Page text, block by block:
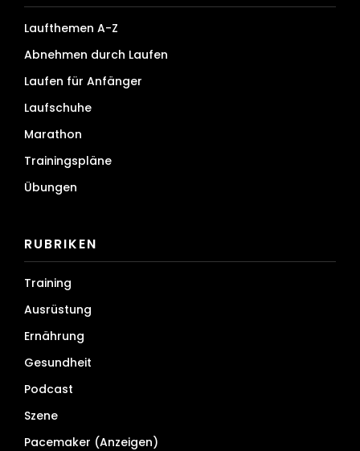
Laufthemen A-Z
Abnehmen durch Laufen
Laufen für Anfänger
Laufschuhe
Marathon
Trainingspläne
Übungen
RUBRIKEN
Training
Ausrüstung
Ernährung
Gesundheit
Podcast
Szene
Pacemaker (Anzeigen)